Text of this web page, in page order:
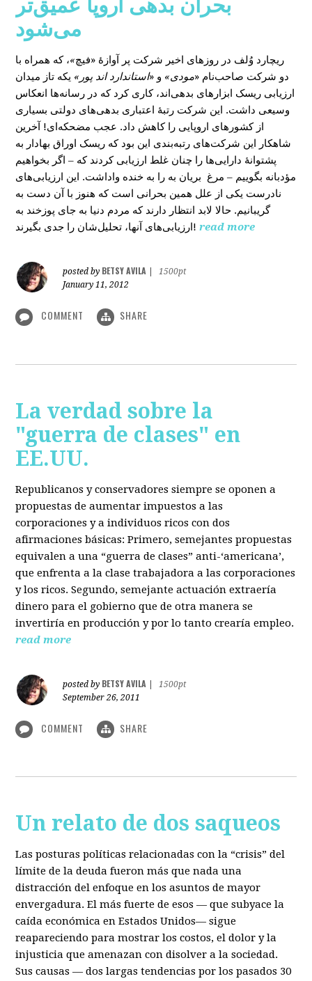
بحران بدهی اروپا عمیق‌تر
می‌شود
ریچارد وُلف در روزهای اخیر شرکت پر آوازۀ «فیچ»، که همراه با
دو شرکت صاحب‌نام «مودی» و «استاندارد اند پور» یکه‌ تاز میدان
ارزیابی ریسک ابزارهای بدهی‌اند، کاری کرد که در رسانه‌ها انعکاس
وسیعی داشت. این شرکت رتبۀ اعتباری بدهی‌های دولتی بسیاری
از کشورهای اروپایی را کاهش داد. عجب مضحکه‌ای! آخرین
شاهکار این شرکت‌های رتبه‌بندی این بود که ریسک‌ اوراق بهادار به
پشتوانۀ دارایی‌‌ها را چنان غلط ارزیابی کردند که – اگر بخواهیم
مؤدبانه بگوییم – مرغ بریان به را به خنده واداشت. این ارزیابی‌های
نادرست یکی از علل همین بحرانی است که هنوز با آن دست به
گریبانیم. حالا لابد انتظار دارند که مردم دنیا به جای پوزخند به
ارزیابی‌های آنها، تحلیل‌‌شان را جدی بگیرند! read more
posted by BETSY AVILA
1500pt
January 11, 2012
COMMENT SHARE
La verdad sobre la
"guerra de clases" en
EE.UU.
Republicanos y conservadores siempre se oponen a
propuestas de aumentar impuestos a las
corporaciones y a individuos ricos con dos
afirmaciones básicas: Primero, semejantes propuestas
equivalen a una “guerra de clases” anti-‘americana’,
que enfrenta a la clase trabajadora a las corporaciones
y los ricos. Segundo, semejante actuación extraería
dinero para el gobierno que de otra manera se
invertiría en producción y por lo tanto crearía empleo.
read more
posted by BETSY AVILA
1500pt
September 26, 2011
COMMENT SHARE
Un relato de dos saqueos
Las posturas políticas relacionadas con la “crisis” del
límite de la deuda fueron más que nada una
distracción del enfoque en los asuntos de mayor
envergadura. El más fuerte de esos — que subyace la
caída económica en Estados Unidos— sigue
reapareciendo para mostrar los costos, el dolor y la
injusticia que amenazan con disolver a la sociedad.
Sus causas — dos largas tendencias por los pasados 30